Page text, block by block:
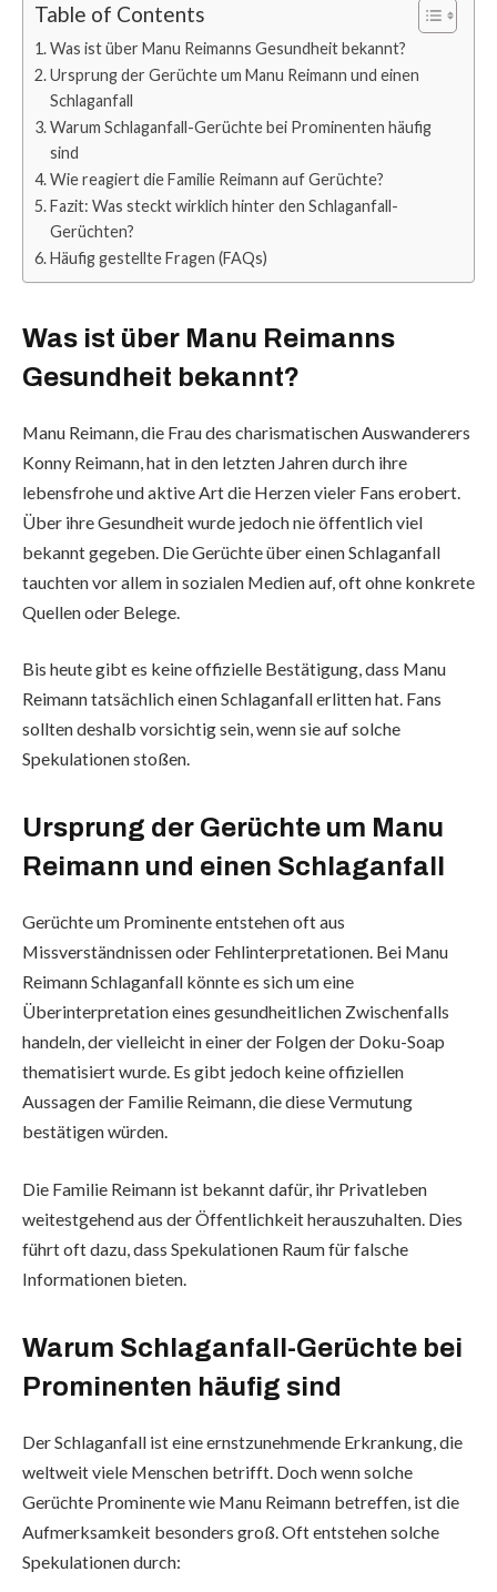
Table of Contents
Was ist über Manu Reimanns Gesundheit bekannt?
Ursprung der Gerüchte um Manu Reimann und einen
Schlaganfall
Warum Schlaganfall-Gerüchte bei Prominenten häufig
sind
Wie reagiert die Familie Reimann auf Gerüchte?
Fazit: Was steckt wirklich hinter den Schlaganfall-
Gerüchten?
Häufig gestellte Fragen (FAQs)
Was ist über Manu Reimanns
Gesundheit bekannt?
Manu Reimann, die Frau des charismatischen Auswanderers
Konny Reimann, hat in den letzten Jahren durch ihre
lebensfrohe und aktive Art die Herzen vieler Fans erobert.
Über ihre Gesundheit wurde jedoch nie öffentlich viel
bekannt gegeben. Die Gerüchte über einen Schlaganfall
tauchten vor allem in sozialen Medien auf, oft ohne konkrete
Quellen oder Belege.
Bis heute gibt es keine offizielle Bestätigung, dass Manu
Reimann tatsächlich einen Schlaganfall erlitten hat. Fans
sollten deshalb vorsichtig sein, wenn sie auf solche
Spekulationen stoßen.
Ursprung der Gerüchte um Manu
Reimann und einen Schlaganfall
Gerüchte um Prominente entstehen oft aus
Missverständnissen oder Fehlinterpretationen. Bei Manu
Reimann Schlaganfall könnte es sich um eine
Überinterpretation eines gesundheitlichen Zwischenfalls
handeln, der vielleicht in einer der Folgen der Doku-Soap
thematisiert wurde. Es gibt jedoch keine offiziellen
Aussagen der Familie Reimann, die diese Vermutung
bestätigen würden.
Die Familie Reimann ist bekannt dafür, ihr Privatleben
weitestgehend aus der Öffentlichkeit herauszuhalten. Dies
führt oft dazu, dass Spekulationen Raum für falsche
Informationen bieten.
Warum Schlaganfall-Gerüchte bei
Prominenten häufig sind
Der Schlaganfall ist eine ernstzunehmende Erkrankung, die
weltweit viele Menschen betrifft. Doch wenn solche
Gerüchte Prominente wie Manu Reimann betreffen, ist die
Aufmerksamkeit besonders groß. Oft entstehen solche
Spekulationen durch: